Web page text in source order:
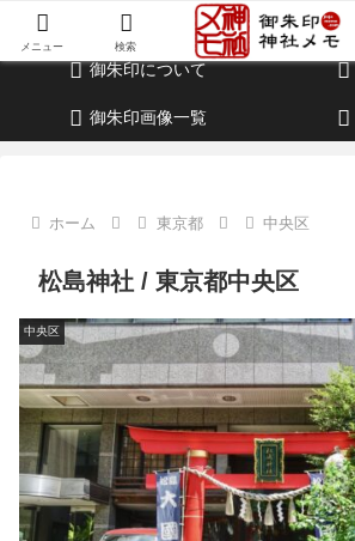
御朱印・参拝記録・神社情報・考
御朱印について
御朱印画像一覧
ホーム 東京都 中央区
松島神社 / 東京都中央区
中央区
メニュー 検索